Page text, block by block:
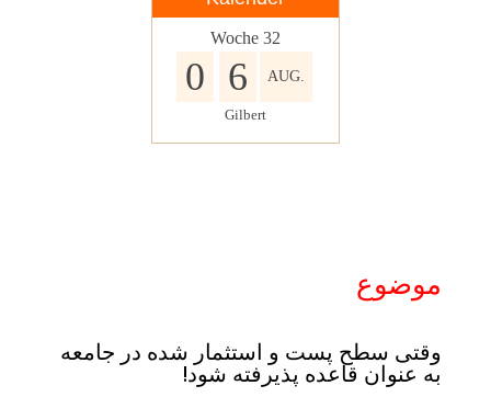
Woche 32
0 6 AUG.
Gilbert
موضوع
وقتی سطح پست و استثمار شده در جامعه
به عنوان قاعده پذیرفته شود!